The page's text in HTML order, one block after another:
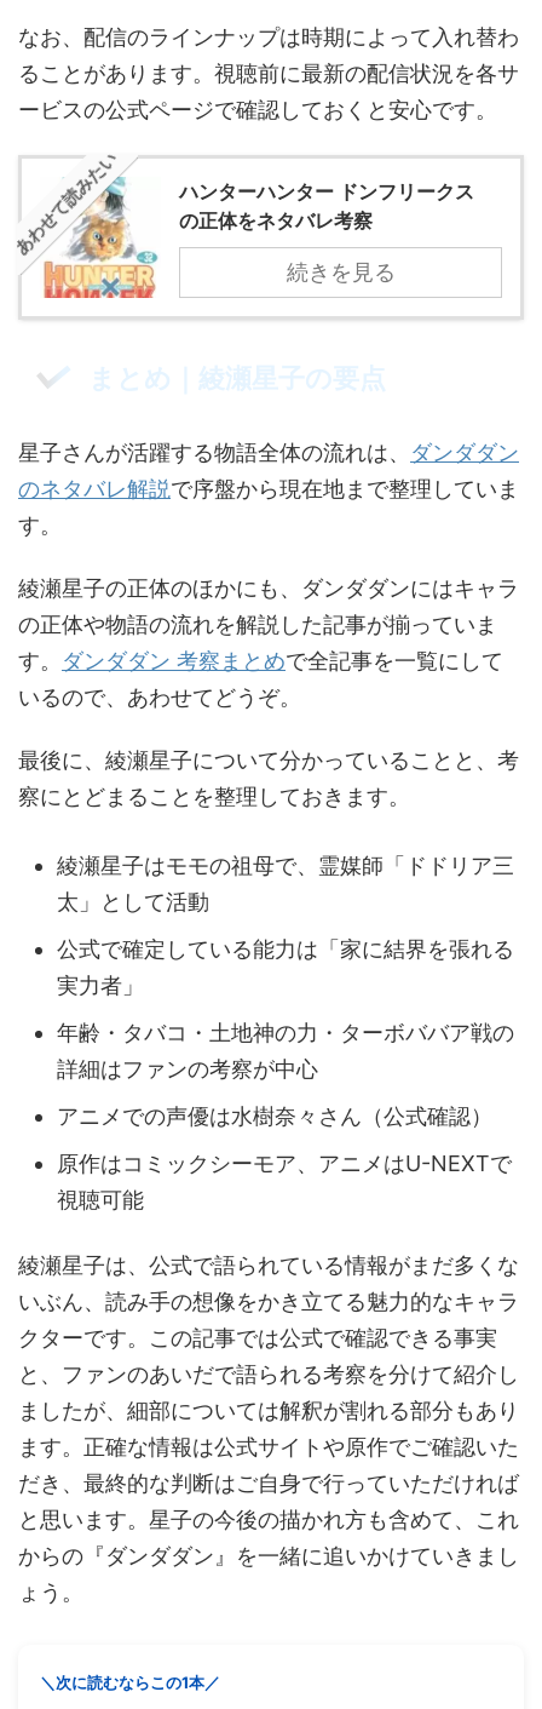
なお、配信のラインナップは時期によって入れ替わ
ることがあります。視聴前に最新の配信状況を各サ
ービスの公式ページで確認しておくと安心です。
あわせて読みたい
ハンターハンター ドンフリークス
の正体をネタバレ考察
続きを見る
まとめ｜綾瀬星子の要点
星子さんが活躍する物語全体の流れは、 ダンダダン
のネタバレ解説で序盤から現在地まで整理していま
す。
綾瀬星子の正体のほかにも、ダンダダンにはキャラ
の正体や物語の流れを解説した記事が揃っていま
す。 ダンダダン 考察まとめで全記事を一覧にして
いるので、あわせてどうぞ。
最後に、綾瀬星子について分かっていることと、考
察にとどまることを整理しておきます。
綾瀬星子はモモの祖母で、霊媒師「ドドリア三
太」として活動
公式で確定している能力は「家に結界を張れる
実力者」
年齢・タバコ・土地神の力・ターボババア戦の
詳細はファンの考察が中心
アニメでの声優は水樹奈々さん（公式確認）
原作はコミックシーモア、アニメはU-NEXTで
視聴可能
綾瀬星子は、公式で語られている情報がまだ多くな
いぶん、読み手の想像をかき立てる魅力的なキャラ
クターです。この記事では公式で確認できる事実
と、ファンのあいだで語られる考察を分けて紹介し
ましたが、細部については解釈が割れる部分もあり
ます。正確な情報は公式サイトや原作でご確認いた
だき、最終的な判断はご自身で行っていただければ
と思います。星子の今後の描かれ方も含めて、これ
からの『ダンダダン』を一緒に追いかけていきまし
ょう。
＼次に読むならこの1本／